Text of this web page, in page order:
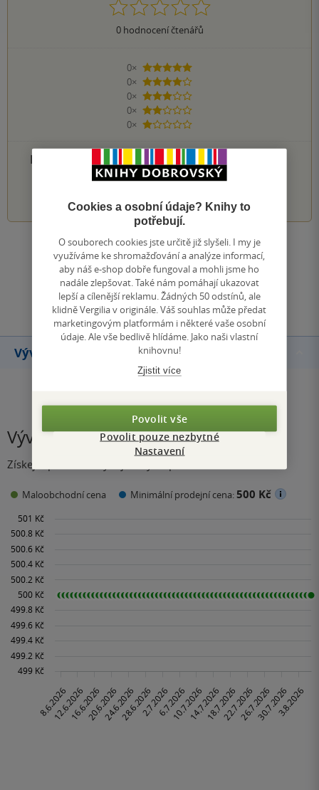
0hodnocení čtenářů
0×
5 hvězdiček
0×
4 hvězdičky
0×
3 hvězdičky
0×
2 hvězdičky
0×
1 hvezdička
PŘIDEJTE SVÉ HODNOCENÍ PRODUKTU
Zobrazit všechna hodnocení
Přidat hodnocení
Vývoj ceny
Vývoj ceny
Získejte přehled o vývoji ceny za posledních 60 dní.
Maloobchodní cena Minimální prodejní cena:500 Kč
Cookies a osobní údaje? Knihy to
potřebují.
O souborech cookies jste určitě již slyšeli. I my je
využíváme ke shromažďování a analýze informací,
aby náš e-shop dobře fungoval a mohli jsme ho
nadále zlepšovat. Také nám pomáhají ukazovat
lepší a cílenější reklamu. Žádných 50 odstínů, ale
klidně Vergilia v originále. Váš souhlas může předat
marketingovým platformám i některé vaše osobní
údaje. Ale vše bedlivě hlídáme. Jako naši vlastní
knihovnu!
Zjistit více
Povolit vše
Povolit pouze nezbytné
Nastavení